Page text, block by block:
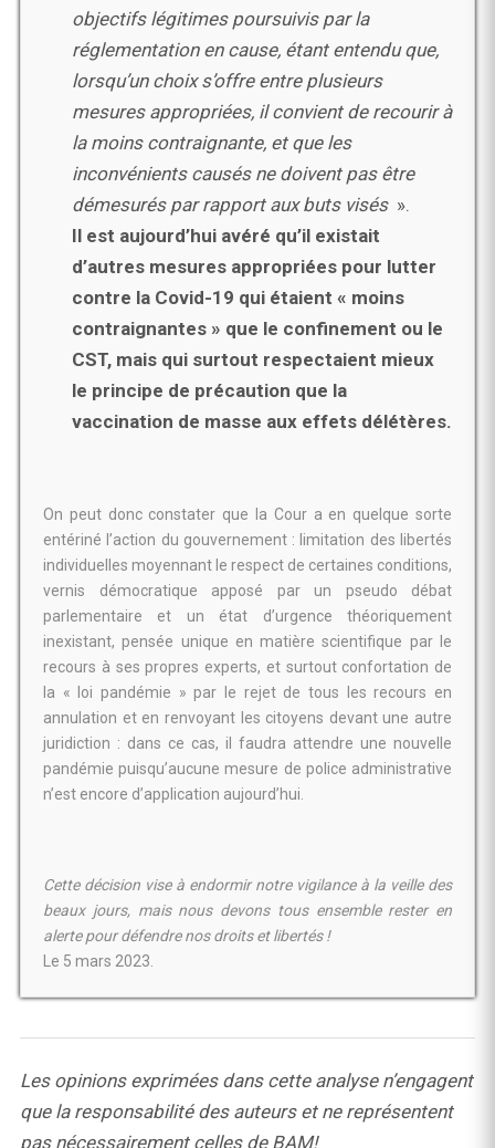
objectifs légitimes poursuivis par la
réglementation en cause, étant entendu que,
lorsqu’un choix s’offre entre plusieurs
mesures appropriées, ilconvient de recourir à
la moins contraignante, et que les
inconvénients causés ne doivent pas être
démesurés par rapport aux buts visés ».
Il est aujourd’hui avéré qu’il existait
d’autres mesures appropriées pour lutter
contre la Covid-19 qui étaient « moins
contraignantes » que le confinement ou le
CST, mais qui surtout respectaient mieux
le principe de précaution que la
vaccination de masse aux effets délétères.
On peut donc constater que la Cour a en quelque sorte
entériné l’action du gouvernement : limitation des libertés
individuelles moyennant le respect de certaines conditions,
vernis démocratique apposé par un pseudo débat
parlementaire et un état d’urgence théoriquement
inexistant, pensée unique en matière scientifique par le
recours à ses propres experts, et surtout confortation de
la « loi pandémie » par le rejet de tous les recours en
annulation et en renvoyant les citoyens devant une autre
juridiction : dans ce cas, il faudra attendre une nouvelle
pandémie puisqu’aucune mesure de police administrative
n’est encore d’application aujourd’hui.
Cette décision vise à endormir notre vigilance à la veille des
beaux jours, mais nous devons tous ensemble rester en
alerte pour défendre nos droits et libertés !
Le 5 mars 2023.
Les opinions exprimées dans cette analyse n’engagent
que la responsabilité des auteurs et ne représentent
pas nécessairement celles de BAM!